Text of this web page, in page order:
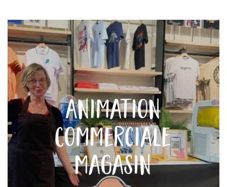
Animation
Commerciale
Magasin